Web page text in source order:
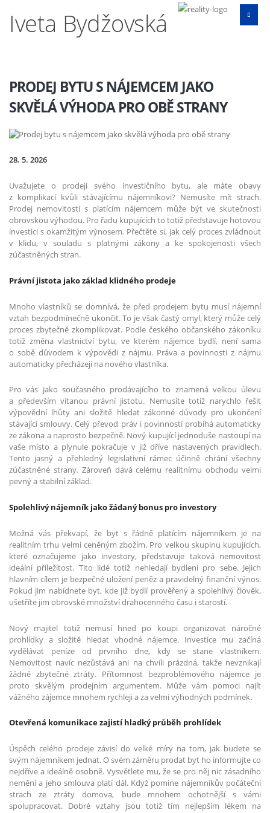
Iveta Bydžovská
PRODEJ BYTU S NÁJEMCEM JAKO
SKVĚLÁ VÝHODA PRO OBĚ STRANY
28. 5. 2026
Uvažujete o prodeji svého investičního bytu, ale máte obavy
z komplikací kvůli stávajícímu nájemníkovi? Nemusíte mít strach.
Prodej nemovitosti s platícím nájemcem může být ve skutečnosti
obrovskou výhodou. Pro řadu kupujících to totiž představuje hotovou
investici s okamžitým výnosem. Přečtěte si, jak celý proces zvládnout
v klidu, v souladu s platnými zákony a ke spokojenosti všech
zúčastněných stran.
Právní jistota jako základ klidného prodeje
Mnoho vlastníků se domnívá, že před prodejem bytu musí nájemní
vztah bezpodmínečně ukončit. To je však častý omyl, který může celý
proces zbytečně zkomplikovat. Podle českého občanského zákoníku
totiž změna vlastnictví bytu, ve kterém nájemce bydlí, není sama
o sobě důvodem k výpovědi z nájmu. Práva a povinnosti z nájmu
automaticky přecházejí na nového vlastníka.
Pro vás jako současného prodávajícího to znamená velkou úlevu
a především vítanou právní jistotu. Nemusíte totiž narychlo řešit
výpovědní lhůty ani složitě hledat zákonné důvody pro ukončení
stávající smlouvy. Celý převod práv i povinností probíhá automaticky
ze zákona a naprosto bezpečně. Nový kupující jednoduše nastoupí na
vaše místo a plynule pokračuje v již dříve nastavených pravidlech.
Tento jasný a přehledný legislativní rámec účinně chrání všechny
zúčastněné strany. Zároveň dává celému realitnímu obchodu velmi
pevný a stabilní základ.
Spolehlivý nájemník jako žádaný bonus pro investory
Možná vás překvapí, že byt s řádně platícím nájemníkem je na
realitním trhu velmi ceněným zbožím. Pro velkou skupinu kupujících,
které označujeme jako investory, představuje taková nemovitost
ideální příležitost. Tito lidé totiž nehledají bydlení pro sebe. Jejich
hlavním cílem je bezpečné uložení peněz a pravidelný finanční výnos.
Pokud jim nabídnete byt, kde již bydlí prověřený a spolehlivý člověk,
ušetříte jim obrovské množství drahocenného času i starostí.
Nový majitel totiž nemusí hned po koupi organizovat náročné
prohlídky a složitě hledat vhodné nájemce. Investice mu začíná
vydělávat peníze od prvního dne, kdy se stane vlastníkem.
Nemovitost navíc nezůstává ani na chvíli prázdná, takže nevznikají
žádné zbytečné ztráty. Přítomnost bezproblémového nájemce je
proto skvělým prodejním argumentem. Může vám pomoci najít
vážného zájemce mnohem rychleji a za velmi výhodných podmínek.
Otevřená komunikace zajistí hladký průběh prohlídek
Úspěch celého prodeje závisí do velké míry na tom, jak budete se
svým nájemníkem jednat. O svém záměru prodat byt ho informujte co
nejdříve a ideálně osobně. Vysvětlete mu, že se pro něj nic zásadního
nemění a jeho smlouva platí dál. Když pomine nájemníkův počáteční
strach ze ztráty domova, bude mnohem ochotnější s vámi
spolupracovat. Dobré vztahy jsou totiž tím nejlepším lékem na